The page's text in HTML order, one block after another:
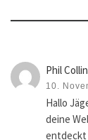
Phil
10.
Hallo
deine
entdeckt